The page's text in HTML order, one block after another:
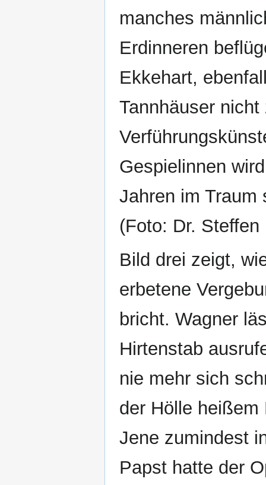
manches
Erdinneren
Ekkehart,
Tannhäuser
Gespielinnen
Jahren im Traum
(Foto: Dr.
Bild drei zeigt,
erbetene
bricht. Wagner
Hirtenstab
nie mehr sich
der Hölle heißem
Jene zumindest
Papst hatte der